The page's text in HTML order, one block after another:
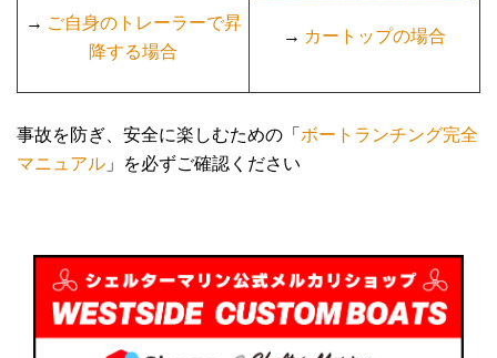
→ ご自身のトレーラーで昇
降する場合
→ カートップの場合
事故を防ぎ、安全に楽しむための「ボートランチング完全
マニュアル 」を必ずご確認ください